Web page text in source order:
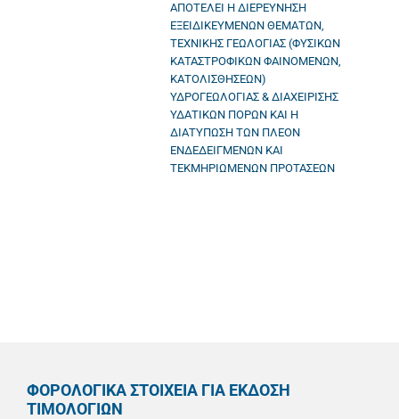
ΑΠΟΤΕΛΕΙ Η ΔΙΕΡΕΥΝΗΣΗ
ΕΞΕΙΔΙΚΕΥΜΕΝΩΝ ΘΕΜΑΤΩΝ,
ΤΕΧΝΙΚΗΣ ΓΕΩΛΟΓΙΑΣ (ΦΥΣΙΚΩΝ
ΚΑΤΑΣΤΡΟΦΙΚΩΝ ΦΑΙΝΟΜΕΝΩΝ,
ΚΑΤΟΛΙΣΘΗΣΕΩΝ)
ΥΔΡΟΓΕΩΛΟΓΙΑΣ & ΔΙΑΧΕΙΡΙΣΗΣ
ΥΔΑΤΙΚΩΝ ΠΟΡΩΝ ΚΑΙ Η
ΔΙΑΤΥΠΩΣΗ ΤΩΝ ΠΛΕΟΝ
ΕΝΔΕΔΕΙΓΜΕΝΩΝ ΚΑΙ
ΤΕΚΜΗΡΙΩΜΕΝΩΝ ΠΡΟΤΑΣΕΩΝ
ΦΟΡΟΛΟΓΙΚΑ ΣΤΟΙΧΕΙΑ ΓΙΑ ΕΚΔΟΣΗ
ΤΙΜΟΛΟΓΙΩΝ